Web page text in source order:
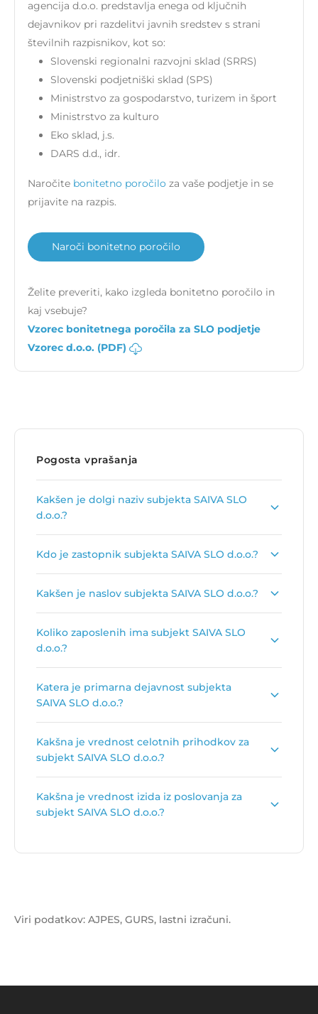
agencija d.o.o. predstavlja enega od ključnih
dejavnikov pri razdelitvi javnih sredstev s strani
številnih razpisnikov, kot so:
Slovenski regionalni razvojni sklad (SRRS)
Slovenski podjetniški sklad (SPS)
Ministrstvo za gospodarstvo, turizem in šport
Ministrstvo za kulturo
Eko sklad, j.s.
DARS d.d., idr.
Naročite bonitetno poročilo za vaše podjetje in se
prijavite na razpis.
Naroči bonitetno poročilo
Želite preveriti, kako izgleda bonitetno poročilo in
kaj vsebuje?
Vzorec bonitetnega poročila za SLO podjetje
Vzorec d.o.o. (PDF)
Pogosta vprašanja
Kakšen je dolgi naziv subjekta SAIVA SLO
d.o.o.?
plemenitimi kovinami d.o.o..
Kdo je zastopnik subjekta SAIVA SLO d.o.o.?
Kakšen je naslov subjekta SAIVA SLO d.o.o.?
Ljubljana.
Koliko zaposlenih ima subjekt SAIVA SLO
d.o.o.?
Katera je primarna dejavnost subjekta
SAIVA SLO d.o.o.?
Trgovina na debelo s kovinami in rudami
Kakšna je vrednost celotnih prihodkov za
subjekt SAIVA SLO d.o.o.?
SLO d.o.o. je29.005.163 € .
Kakšna je vrednost izida iz poslovanja za
subjekt SAIVA SLO d.o.o.?
d.o.o. je540.900 €.
Viri podatkov: AJPES, GURS, lastni izračuni.